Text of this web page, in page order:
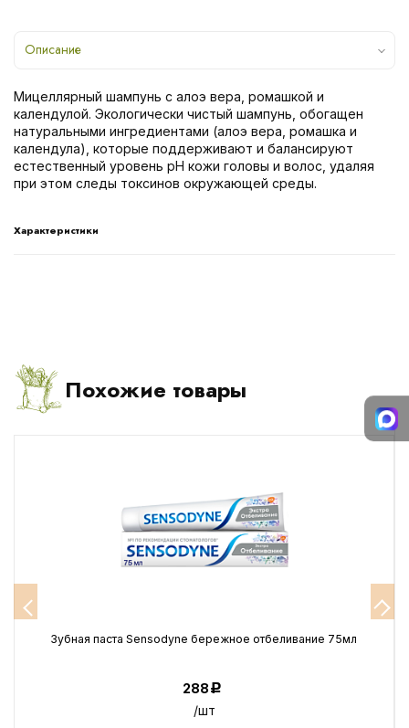
Описание
Мицеллярный шампунь с алоэ вера, ромашкой и
календулой. Экологически чистый шампунь, обогащен
натуральными ингредиентами (алоэ вера, ромашка и
календула), которые поддерживают и балансируют
естественный уровень pH кожи головы и волос, удаляя
при этом следы токсинов окружающей среды.
Характеристики
Похожие товары
Зубная паста Sensodyne бережное отбеливание 75мл
288Р
/шт